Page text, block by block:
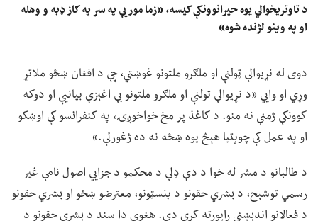
د تاوتریخوالي یوه حیرانوونکې کیسه، «زما مور یې په سر په ګاز ډبه و وهله
او په وینو لژنده شوه»
دوی له نړیوالې ټولنې او ملګرو ملتونو غوښتي، چې د افغان ښځو ملاتړ
وړي او وايي «د نړیوالې تولنې او ملګرو ملتونو بې اغېزې بیانیې او دوکه
کوونکې ژمنې نه منو. د کاغذ پر مخ خواخوږۍ، په کنفرانسو کې اوښکو
او په عمل کې چوپتیا هېڅ یوه ښځه نه ده ژغورلې.»
د طالبانو د مشر له خوا د دې ډلې د محکمو د جزايي اصول نامې غیر
رسمي توشېح، د بشري حقونو د بنسټونو، معترضو ښځو او بشري حقونو
د فعالانو اندېښنې راپورته کړې دي. هغوی دا سند د بشري حقونو د